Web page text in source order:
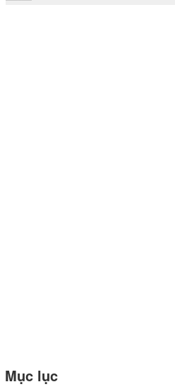
Mục lục